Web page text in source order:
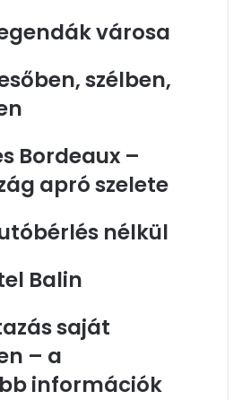
városa
szélben,
Bordeaux –
apró szelete
nélkül
Balin
saját
– a
információk